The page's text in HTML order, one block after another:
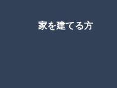
家を建てる方